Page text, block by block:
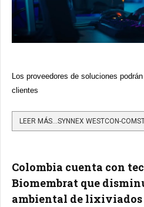
Los proveedores de soluciones
clientes
Colombia cuenta con
Biomembrat que
ambiental de lixiviados